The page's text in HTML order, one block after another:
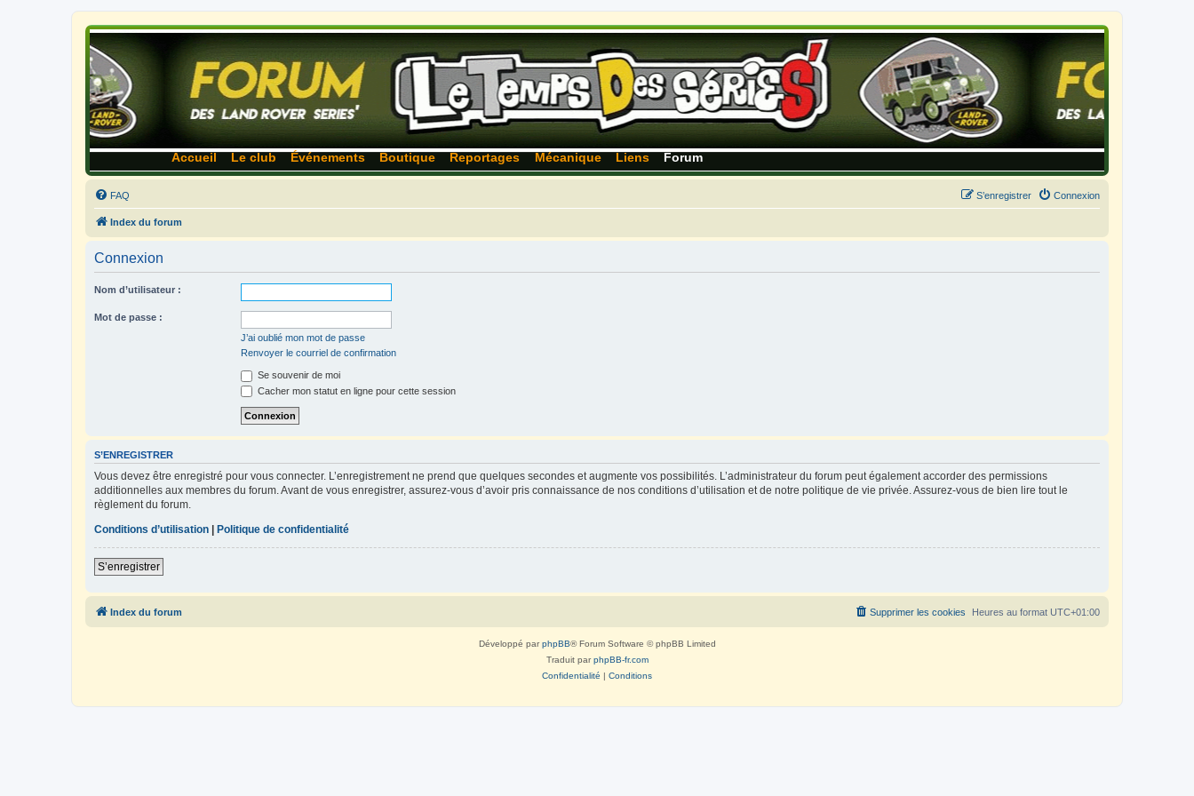
Accueil Le club Événements Boutique Reportages Mécanique Liens Forum
FAQ Connexion
S’enregistrer
Index du forum
Connexion
Nom d’utilisateur :
Mot de passe :
J’ai oublié mon mot de passe
Renvoyer le courriel de confirmation
Se souvenir de moi
Cacher mon statut en ligne pour cette session
S’ENREGISTRER
Vous devez être enregistré pour vous connecter. L’enregistrement ne prend que quelques secondes et augmente vos possibilités. L’administrateur du forum peut également accorder des permissions
additionnelles aux membres du forum. Avant de vous enregistrer, assurez-vous d’avoir pris connaissance de nos conditions d’utilisation et de notre politique de vie privée. Assurez-vous de bien lire tout le
règlement du forum.
Conditions d’utilisation | Politique de confidentialité
S’enregistrer
Index du forum Heures au format UTC+01:00
Supprimer les cookies
Développé parphpBB® Forum Software © phpBB Limited
Traduit parphpBB-fr.com
Confidentialité | Conditions